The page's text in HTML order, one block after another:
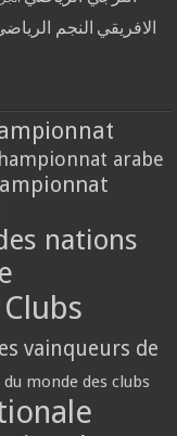
الافريقي النجم
arabe
nations
Clubs
vainqueurs de
du monde des clubs